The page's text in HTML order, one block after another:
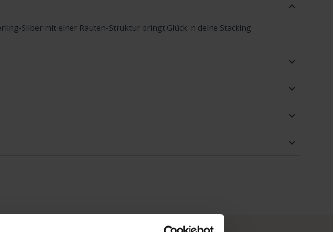
Silber mit einer Rauten-Struktur bringt Glück in deine Stacking